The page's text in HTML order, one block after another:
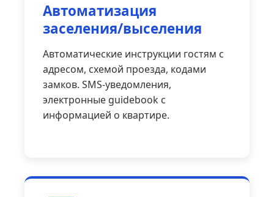
Автоматизация
заселения/выселения
Автоматические инструкции гостям с
адресом, схемой проезда, кодами
замков. SMS-уведомления,
электронные guidebook с
информацией о квартире.